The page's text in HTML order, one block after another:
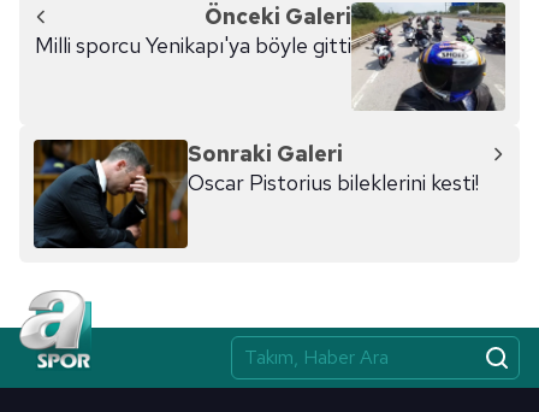
Önceki Galeri
Milli sporcu Yenikapı'ya böyle gitti
Sonraki Galeri
Oscar Pistorius bileklerini kesti!